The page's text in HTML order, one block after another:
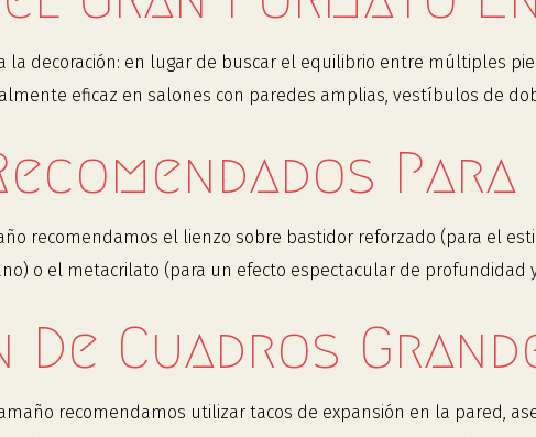
la decoración: en lugar de buscar el equilibrio entre múltiples
eficaz en salones con paredes amplias, vestíbulos de
recomendamos el lienzo sobre bastidor reforzado (para el
o el metacrilato (para un efecto espectacular de profundidad
Cuadros
recomendamos utilizar tacos de expansión en la pared,